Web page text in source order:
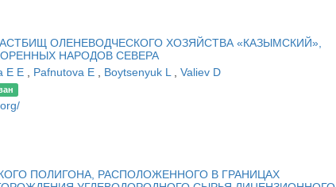
ОЛЕНЕВОДЧЕСКОГО ХОЗЯЙСТВА «КАЗЫМСКИЙ»,
НАРОДОВ СЕВЕРА
E E Pafnutova E Boytsenyuk L
Valiev D
ПОЛИГОНА, РАСПОЛОЖЕННОГО В ГРАНИЦАХ